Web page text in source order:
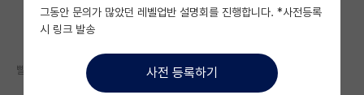
미국 유학 게시판
미국 대학원 합격 후기 게시판
대학원생 모집 게시판
빨리 논문심사받고 졸업하고 시포용
그동안 문의가 많았던 레벨업반 설명회를 진행합니다. *사전등록
시 링크 발송
사전 등록하기